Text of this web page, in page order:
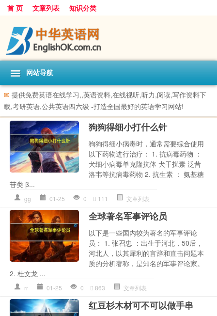
首 页 文章列表 知识分类
网站导航
✉ 提供免费英语在线学习,,英语资料,在线视听,听力,阅读,写作资料下
载,考研英语,公共英语四六级 -打造全国最好的英语学习网站!
狗狗得细小打什么针
狗狗得细小病毒时，通常需要综合使用
以下药物进行治疗： 1. 抗病毒药物 ：
犬细小病毒单克隆抗体 犬干扰素 泛昔
洛韦等抗病毒药物 2. 抗生素 ： 氨基糖
苷类 β...
gg 01-25 0 111 文章列表
全球著名军事评论员
以下是一些国内较为著名的军事评论
员： 1. 张召忠 ：出生于河北，50后，
河北人，以其犀利的言辞和直击问题本
质的分析著称，是知名的军事评论家。
2. 杜文龙 ...
rr 01-25 0 863 文章列表
红豆杉木材可不可以做手串